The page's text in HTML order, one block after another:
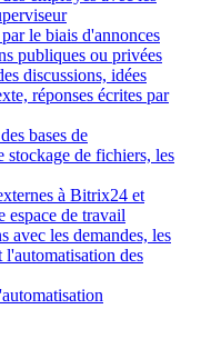
le biais d'annonces
publiques ou privées
discussions, idées
réponses écrites par
bases de
stockage de fichiers, les
à Bitrix24 et
espace de travail
avec les demandes, les
l'automatisation des